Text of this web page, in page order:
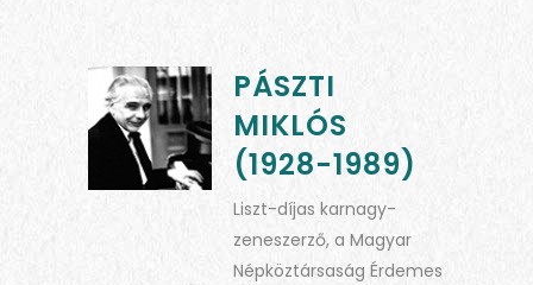
PÁSZTI
MIKLÓS
(1928-1989)
Liszt-díjas karnagy-
zeneszerző, a Magyar
Népköztársaság Érdemes